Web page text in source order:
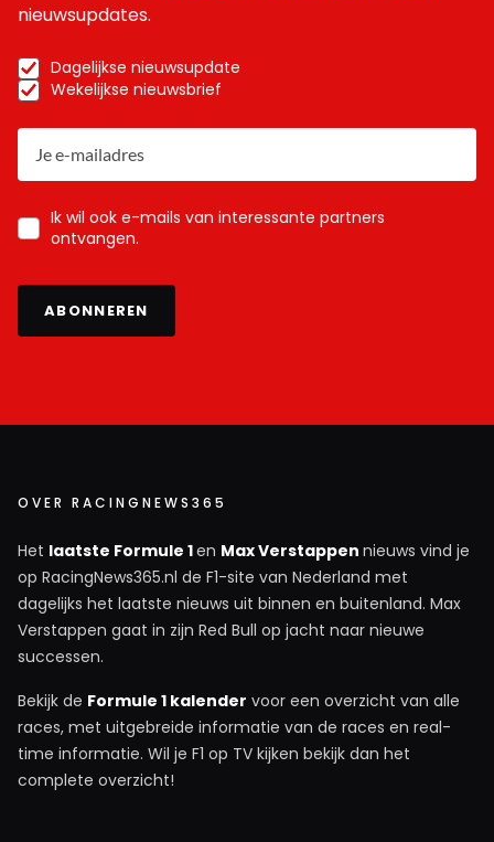
nieuwsupdates.
Dagelijkse nieuwsupdate
Wekelijkse nieuwsbrief
Ik wil ook e-mails van interessante partners
ontvangen.
ABONNEREN
OVER RACINGNEWS365
Het laatste Formule 1en Max Verstappen nieuws vind je
op RacingNews365.nl de F1-site van Nederland met
dagelijks het laatste nieuws uit binnen en buitenland. Max
Verstappen gaat in zijn Red Bull op jacht naar nieuwe
successen.
Bekijk de Formule 1 kalender voor een overzicht van alle
races, met uitgebreide informatie van de races en real-
time informatie. Wil je F1 op TV kijken bekijk dan het
complete overzicht!